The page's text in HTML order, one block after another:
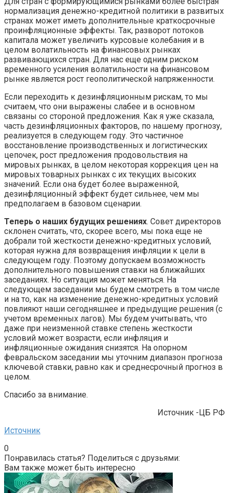
нормализация денежно-кредитной политики в развитых
странах может иметь дополнительные краткосрочные
проинфляционные эффекты. Так, разворот потоков
капитала может увеличить курсовые колебания и в
целом волатильность на финансовых рынках
развивающихся стран. Для нас еще одним риском
временного усиления волатильности на финансовом
рынке является рост геополитической напряженности.
Если переходить к дезинфляционным рискам, то мы
считаем, что они выражены слабее и в основном
связаны со стороной предложения. Как я уже сказала,
часть дезинфляционных факторов, по нашему прогнозу,
реализуется в следующем году. Это частичное
восстановление производственных и логистических
цепочек, рост предложения продовольствия на
мировых рынках, в целом некоторая коррекция цен на
мировых товарных рынках с их текущих высоких
значений. Если она будет более выраженной,
дезинфляционный эффект будет сильнее, чем мы
предполагаем в базовом сценарии.
Теперь о наших будущих решениях. Совет директоров
склонен считать, что, скорее всего, мы пока еще не
добрали той жесткости денежно-кредитных условий,
которая нужна для возвращения инфляции к цели в
следующем году. Поэтому допускаем возможность
дополнительного повышения ставки на ближайших
заседаниях. Но ситуация может меняться. На
следующем заседании мы будем смотреть в том числе
и на то, как на изменение денежно-кредитных условий
повлияют наши сегодняшнее и предыдущие решения (с
учетом временных лагов). Мы будем учитывать, что
даже при неизменной ставке степень жесткости
условий может возрасти, если инфляция и
инфляционные ожидания снизятся. На опорном
февральском заседании мы уточним диапазон прогноза
ключевой ставки, равно как и среднесрочный прогноз в
целом.
Спасибо за внимание.
Источник -ЦБ РФ
Источник
0
Понравилась статья? Поделиться с друзьями:
Вам также может быть интересно